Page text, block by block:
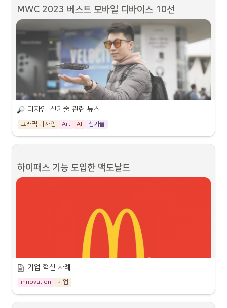
고 말했다.예를 들어 애플 인텔리전스 플랫폼에서는 사용자가 단어 프롬프트로
이미지를 생성할 수 있다. ‘옥상’이라는 단어를 입력하면 도시의 옥상 이미지가
생성되며, 이 이미지를 애니메이션이나 그림으로 만들어 메시지로 전송할 수도
있다. 또한 음성 비서 시리는 애플 인텔리전스를 사용해 음성 명령을 더 잘 해석
하고 정확한 응답을 제공할 수 있다. 또한 생성형 AI를 사용하는 스마트폰이 사
용자와 사용자의 선호도에 대해 더 많이 학습할수록 일반적인 컨시어지 같은
서비스도 더 개선될 가능성이 높다.
휴대폰 사용 방식을 ‘완전히 바꿀’ 생성형
AIIDC 월드와이드 트래커팀의 수석 연구 책임자 나빌라 포팔
은 “앞으로 등장할
모든 사용 사례를 파악하기에는 아직 이르지만 한 가지는 확실하다. 생성형 AI
가 스마트폰과 상호 작용하는 방식을 완전히 변화시킬 것이라는 점”이라고 말
했다.IDC는 보고서에서 2028년까지 생성형 AI 스마트폰 출하량이 전체 시장
360% 이상 성장해 2억 3,420만 대에 달할 전망이다. 이는 2024년 전체 스마
트폰 시장의 19%에 해당한다.IDC는 생성형 AI 기능을 지원하는 스마트폰이
것처럼 AI 기능과 도구가 엣지로 더 많이 이동할 것이라고 봤다. 클라우드 컴퓨
팅 시설이나 사설 데이터센터보다도 데이터와 가까운 네트워크 엣지의 사용자
의 핵심 기능이 의도된 사용 사례에 가까운 엣지로 마이그레이션될 것으로 예
상한다. 이는 기능 및 지연 시간을 개선하고 프라이버시 보호와 보안을 강화하
기 위해서다. 또한 비용이 많이 들고 성능에 영향을 미치는 클라우드나 데이터
센터의 중앙 집중식 컴퓨팅 플랫폼으로 대량의 데이터를 이동해야 하는 부담을
덜 필요가 있기 때문이다”라고 설명했다.엣지 배포에는 로컬화된 디바이스에서
원격 클라우드 인스턴스를 실행하는 것도 포함되기 때문에 원격 클라우드 제품
군은 AI의 엣지 마이그레이션에 적합한 위치에 있어야 한다. 골드는 엣지 마이
그레이션이 “AI 확장과 벤더의 시스템 및 서비스 실행에 중요한 기회를 제공할
것”이라고 봤다.엔비디아(Nvidia) 제품 마케팅 매니저인 티파니 영은
게시물에서 AI 알고리즘이 언어, 시각, 소리, 냄새, 온도, 얼굴 및 기타 아날로그
법이 도움이 될 수 있습니다.
•
를 들어, 존 코크스는 설탕과 물로 이루어진 콜라를 성분별로 분할하여 다
이어트 콜라를 만들었습니다. 분할적 창의력을 개발하려면, 추상적인 개
념들을 구체적으로 나누고, 복잡한 문제들을 단순화하고, 일반화된 규칙
들에 예외를 찾는 등의 방법이 도움이 될 수 있습니다.
•
전경화: 배경 속에 숨어 있는 중요한 정보나 패턴을 찾아내는 것입니다.
예를 들어, 프란시스 크릭은 DNA의 이중 나선 구조를 발견하기 위해 X선
회절 사진에서 미세한 세부사항을 파악했습니다. 전경화적 창의력을 개
발하려면, 관찰력과 집중력을 키우고, 현재와 다른 가능성을 열어보고, 비
Interestingly, soon after the
AI image generator which
uses Stable Diffusion
https://analyticsindiamag.com/design-wars-microsoft-designer-vs-canva/
마이크로소프트, 모든 업무 생산성 도구에 초거대ai
결합
마이크로소프트, 모든 업무 생산성 도구에 초거대AI 결합
워드, 엑셀, 파워포인트, 아웃룩, 팀
즈, 파워플랫폼 등 M365 앱에 AI
시스템 ‘코파일럿’ 내장 AI, M365
없던 생산성 도구로 탄생한 ‘비즈니
스챗’ 공개 간단한 자연어로 전문가
급 엑셀 그래프, 화려한 PPT 디자인
이 뚝딱…새로운 작업 경험 제공 사
티아 나델라, “일하는 방식 근본적
https://news.microsoft.com/ko-kr/2023/03/17/introducing-microsoft-365-copilot/
MWC 2023 베스트 모바일 디바이스 10선
(출처)원문보기:
•
2023년 MWC에서는 스마트폰, 웨어러블, 노트북 등 다양한 모바일 디바
삼성 갤럭시 S14: 8K 카메라, 16GB RAM, 1TB 저장공간,
6000mAh 배터리 등의 스펙을 갖춘 플래그십 스마트폰
애플 아이폰 14: 노치 없는 디자인, 120Hz 디스플레이, 5G 지원,
512GB 저장공간, 4500mAh 배터리 등의 스펙을 갖춘 프리미엄
스마트폰
◦
구글 픽셀 7: 6.7인치 OLED 디스플레이, 12GB RAM, 256GB 저
장공간, 5000mAh 배터리, 구글 어시스턴트 통합 등의 스펙을 갖
춘 스마트폰
◦
화웨이 메이트 50: 6.9인치 OLED 디스플레이, 12GB RAM,
디자인-신기술 관련 뉴스
그래픽 디자인 Art AI 신기술
하이패스 기능 도입한 맥도날드
기업 혁신 사례
innovation 기업